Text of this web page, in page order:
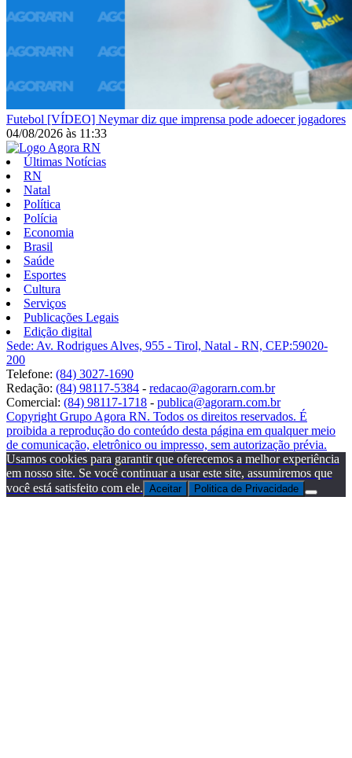
Futebol [VÍDEO] Neymar diz que imprensa pode adoecer jogadores
04/08/2026 às 11:33
Últimas Notícias
RN
Natal
Política
Polícia
Economia
Brasil
Saúde
Esportes
Cultura
Serviços
Publicações Legais
Edição digital
Sede: Av. Rodrigues Alves, 955 - Tirol, Natal - RN, CEP:59020-
200
Telefone: (84) 3027-1690
Redação: (84) 98117-5384 - redacao@agorarn.com.br
Comercial: (84) 98117-1718 - publica@agorarn.com.br
Copyright Grupo Agora RN. Todos os direitos reservados. É
proibida a reprodução do conteúdo desta página em qualquer meio
de comunicação, eletrônico ou impresso, sem autorização prévia.
Usamos cookies para garantir que oferecemos a melhor experiência
em nosso site. Se você continuar a usar este site, assumiremos que
você está satisfeito com ele. Aceitar Politica de Privacidade